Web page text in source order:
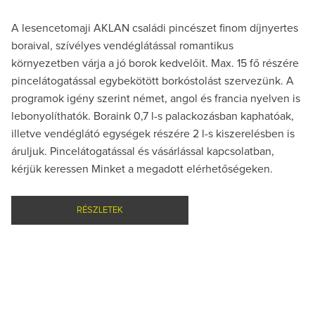
A lesencetomaji AKLAN családi pincészet finom díjnyertes
boraival, szívélyes vendéglátással romantikus
környezetben várja a jó borok kedvelőit. Max. 15 fő részére
pincelátogatással egybekötött borkóstolást szervezünk. A
programok igény szerint német, angol és francia nyelven is
lebonyolíthatók. Boraink 0,7 l-s palackozásban kaphatóak,
illetve vendéglátó egységek részére 2 l-s kiszerelésben is
áruljuk. Pincelátogatással és vásárlással kapcsolatban,
kérjük keressen Minket a megadott elérhetőségeken.
RÉSZLETEK